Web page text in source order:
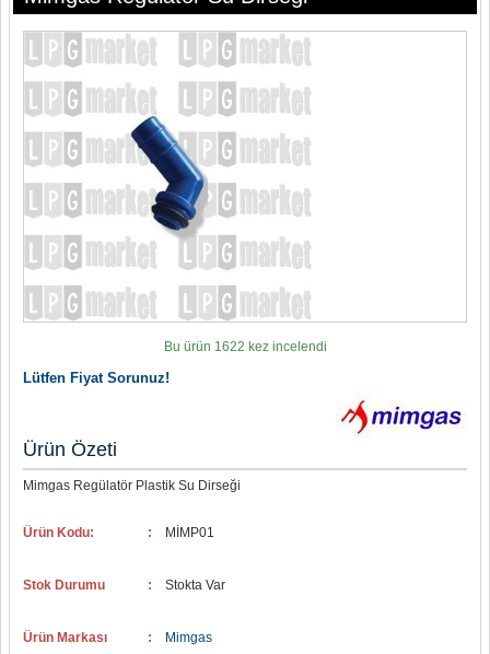
Bu ürün 1622 kez incelendi
Lütfen Fiyat Sorunuz!
Ürün Özeti
Mimgas Regülatör Plastik Su Dirseği
Ürün Kodu: : MİMP01
Stok Durumu : Stokta Var
Ürün Markası : Mimgas